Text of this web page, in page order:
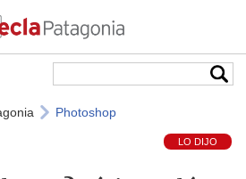
Photoshop
LO DIJO